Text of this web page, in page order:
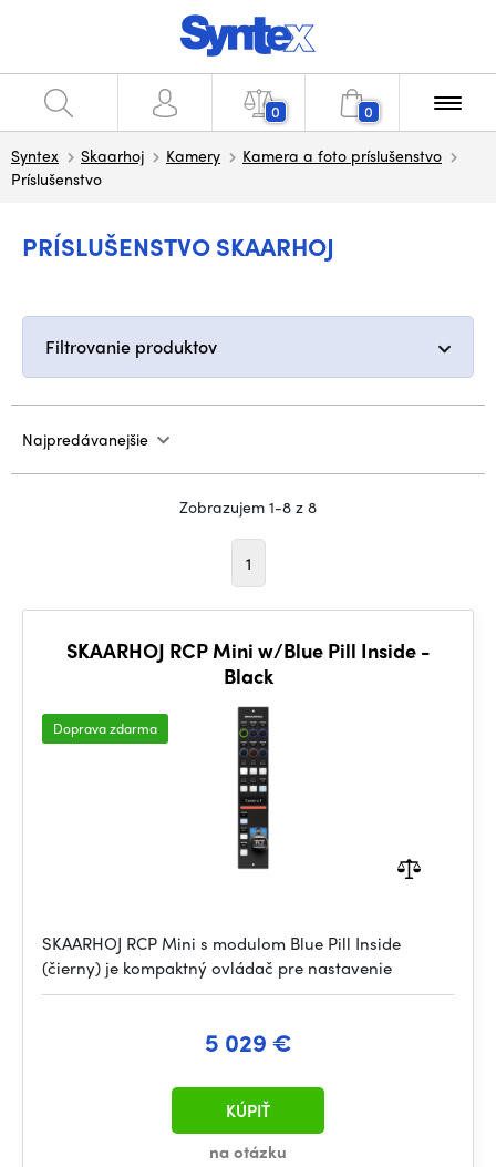
0 0
Syntex Skaarhoj Kamery
Kamera a foto príslušenstvo
Príslušenstvo
PRÍSLUŠENSTVO SKAARHOJ
Filtrovanie produktov
Najpredávanejšie
Zobrazujem 1-8 z 8
1
SKAARHOJ RCP Mini w/Blue Pill Inside -
Black
Doprava zdarma
SKAARHOJ RCP Mini s modulom Blue Pill Inside
(čierny) je kompaktný ovládač pre nastavenie
5 029 €
na otázku
KÚPIŤ